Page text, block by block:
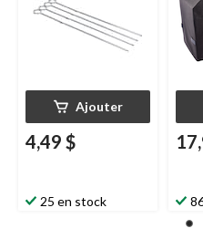
Ajouter
4,49 $
25 en stock